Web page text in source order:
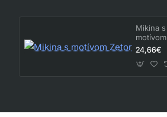
Mikina s
motívom
Zetor
24,66€